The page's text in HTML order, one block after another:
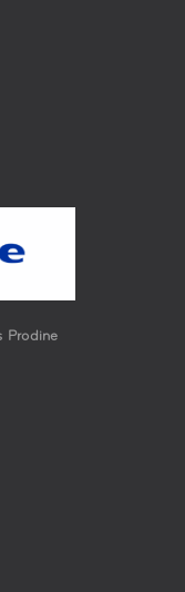
Prodine